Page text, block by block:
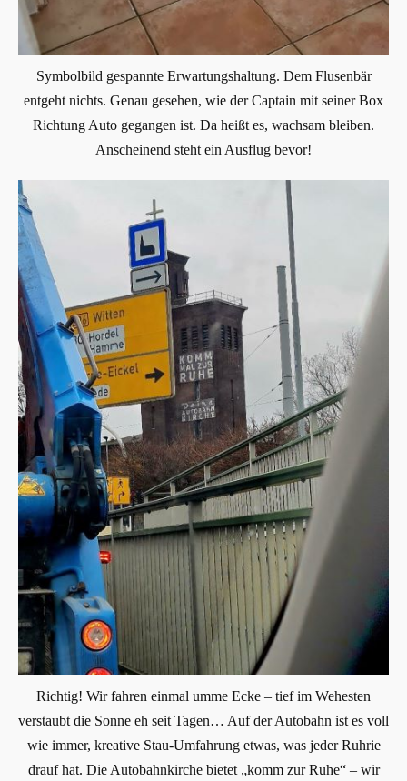
Symbolbild gespannte Erwartungshaltung. Dem Flusenbär
entgeht nichts. Genau gesehen, wie der Captain mit seiner Box
Richtung Auto gegangen ist. Da heißt es, wachsam bleiben.
Anscheinend steht ein Ausflug bevor!
Richtig! Wir fahren einmal umme Ecke – tief im Wehesten
verstaubt die Sonne eh seit Tagen… Auf der Autobahn ist es voll
wie immer, kreative Stau-Umfahrung etwas, was jeder Ruhrie
drauf hat. Die Autobahnkirche bietet „komm zur Ruhe“ – wir